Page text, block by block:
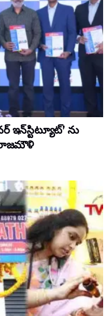
ఇన్‌స్టిట్యూట్’ ను
రాజ‌మౌళి